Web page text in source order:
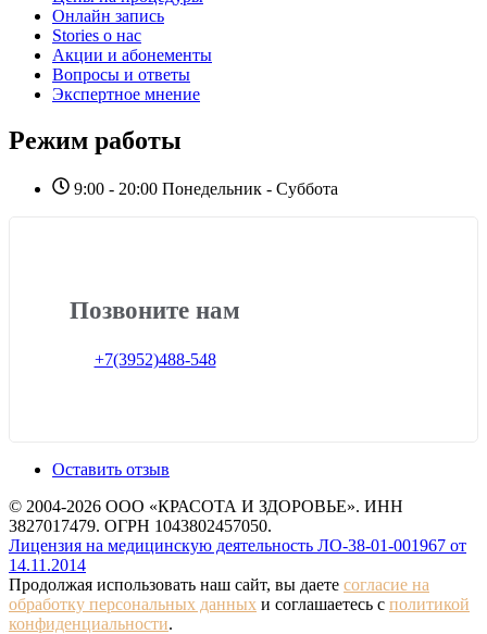
Онлайн запись
Stories о нас
Акции и абонементы
Вопросы и ответы
Экспертное мнение
Режим работы
9:00 - 20:00 Понедельник - Суббота
Позвоните нам
+7(3952)488-548
Оставить отзыв
© 2004-2026 ООО «КРАСОТА И ЗДОРОВЬЕ». ИНН
3827017479. ОГРН 1043802457050.
Лицензия на медицинскую деятельность ЛО-38-01-001967 от
14.11.2014
Продолжая использовать наш сайт, вы даете согласие на
обработку персональных данных и соглашаетесь с политикой
конфиденциальности.